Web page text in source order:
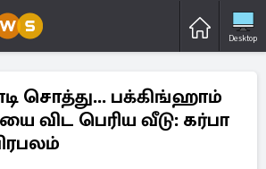
Desktop
சொத்து... பக்கிங்ஹாம்
பெரிய வீடு: கர்பா